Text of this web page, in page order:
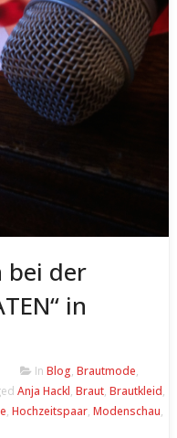
bei der
in
In Blog, Brautmode,
Anja Hackl, Braut, Brautkleid,
, Hochzeitspaar, Modenschau,